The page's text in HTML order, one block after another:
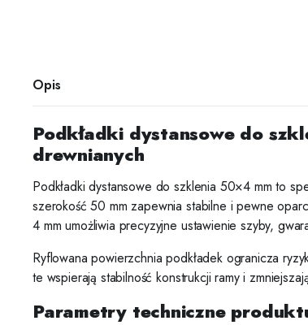
Opis
Podkładki dystansowe do
drewnianych
Podkładki dystansowe do szklenia 50×4 mm to
szerokość 50 mm zapewnia stabilne i pewne
4 mm umożliwia precyzyjne ustawienie szyby,
Ryflowana powierzchnia podkładek ogranicza
te wspierają stabilność konstrukcji ramy i
Parametry techniczne